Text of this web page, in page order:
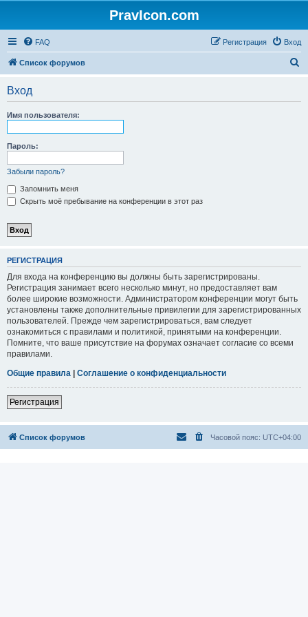
PravIcon.com
FAQ Вход
Регистрация
Список форумов
Вход
Имя пользователя:
Пароль:
Забыли пароль?
Запомнить меня
Скрыть моё пребывание на конференции в этот раз
РЕГИСТРАЦИЯ
Для входа на конференцию вы должны быть зарегистрированы.
Регистрация занимает всего несколько минут, но предоставляет вам
более широкие возможности. Администратором конференции могут быть
установлены также дополнительные привилегии для зарегистрированных
пользователей. Прежде чем зарегистрироваться, вам следует
ознакомиться с правилами и политикой, принятыми на конференции.
Помните, что ваше присутствие на форумах означает согласие со всеми
правилами.
Общие правила | Соглашение о конфиденциальности
Регистрация
Список форумов Часовой пояс: UTC+04:00